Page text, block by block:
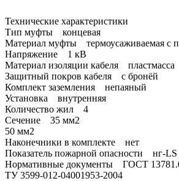
Технические характеристики
Тип муфты концевая
Материал муфты термоусаживаемая с
Напряжение 1 кВ
Материал изоляции кабеля пластмасса
Защитный покров кабеля с бронёй
Комплект заземления непаяный
Установка внутренняя
Количество жил 4
Сечение 35 мм2
50 мм2
Наконечники в комплекте нет
Показатель пожарной опасности нг-LS
Нормативные документы ГОСТ
ТУ 3599-012-04001953-2004